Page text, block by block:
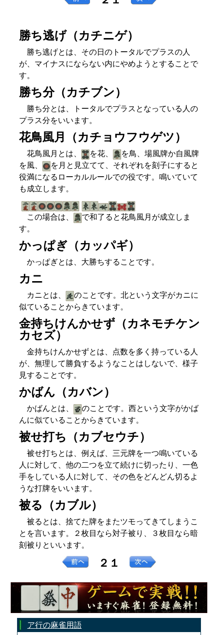
勝ち逃げ（カチニゲ）
勝ち逃げとは、その日のトータルでプラスの人
が、マイナスにならない内にやめようとすることで
す。
勝ち分（カチブン）
勝ち分とは、トータルでプラスとなっている人の
プラス分をいいます。
花鳥風月（カチョウフウゲツ）
花鳥風月とは、 を花、
を鳥、場風牌か自風牌
を風、
を月と見立てて、それぞれを刻子にすると
役満になるローカルルールでの役です。鳴いていて
も成立します。
この場合は、
で和了ると花鳥風月が成立しま
す。
かっぱぎ（カッパギ）
かっぱぎとは、大勝ちすることです。
カニ
カニとは、
のことです。北という文字がカニに
似ていることからきています。
金持ちけんかせず（カネモチケン
カセズ）
金持ちけんかせずとは、点数を多く持っている人
が、無理して勝負するようなことはしないで、様子
見することです。
かばん（カバン）
かばんとは、
のことです。西という文字がかば
んに似ていることからきています。
被せ打ち（カブセウチ）
被せ打ちとは、例えば、三元牌を一つ鳴いている
人に対して、他の二つを立て続けに切ったり、一色
手をしている人に対して、その色をどんどん切るよ
うな打牌をいいます。
被る（カブル）
被るとは、捨てた牌をまたツモってきてしまうこ
とを言います。２枚目なら対子被り、３枚目なら暗
刻被りといいます。
２１
ア行の麻雀用語